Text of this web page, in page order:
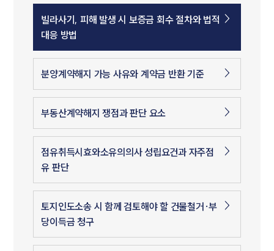
빌라사기, 피해 발생 시 보증금 회수 절차와 법적
대응 방법
분양계약해지 가능 사유와 계약금 반환 기준
부동산계약해지 쟁점과 판단 요소
점유취득시효와소유의의사 성립요건과 자주점
유 판단
토지인도소송 시 함께 검토해야 할 건물철거·부
당이득금 청구